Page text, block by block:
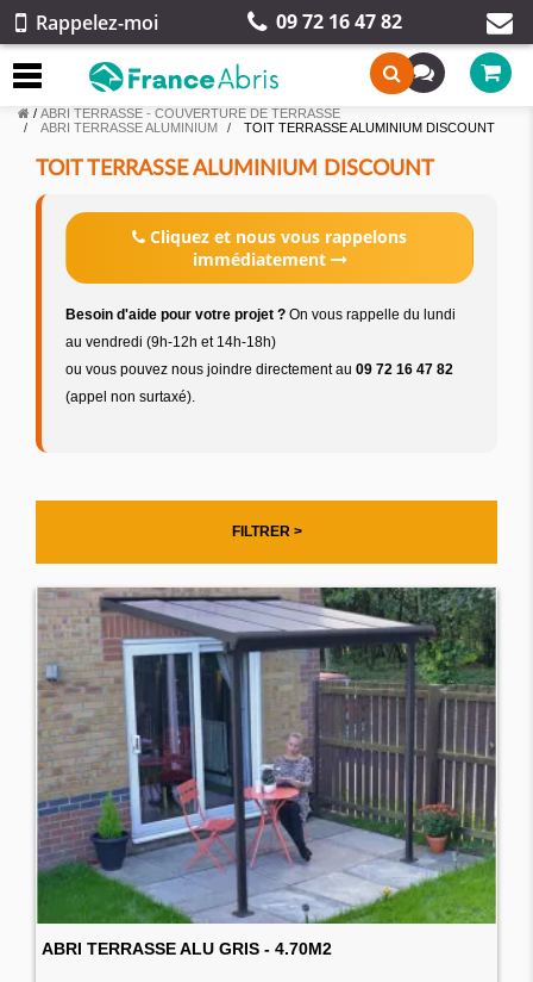
Rappelez-moi 09 72 16 47 82
/ ABRI TERRASSE - COUVERTURE DE TERRASSE
ABRI TERRASSE ALUMINIUM
TOIT TERRASSE ALUMINIUM DISCOUNT
TOIT TERRASSE ALUMINIUM DISCOUNT
Cliquez et nous vous rappelons
immédiatement
Besoin d'aide pour votre projet ? On vous rappelle du lundi
au vendredi (9h-12h et 14h-18h)
ou vous pouvez nous joindre directement au 09 72 16 47 82
(appel non surtaxé).
FILTRER >
ABRI TERRASSE ALU GRIS - 4.70M2